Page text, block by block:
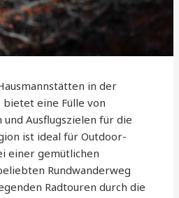
in der
eine Fülle von
Ausflugszielen für die
ist ideal für Outdoor-
einer gemütlichen
Rundwanderweg
Radtouren durch die